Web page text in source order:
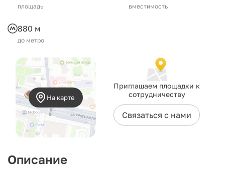
площадь вместимость
880 м
до метро
На карте
Приглашаем площадки к
сотрудничеству
Связаться с нами
Описание